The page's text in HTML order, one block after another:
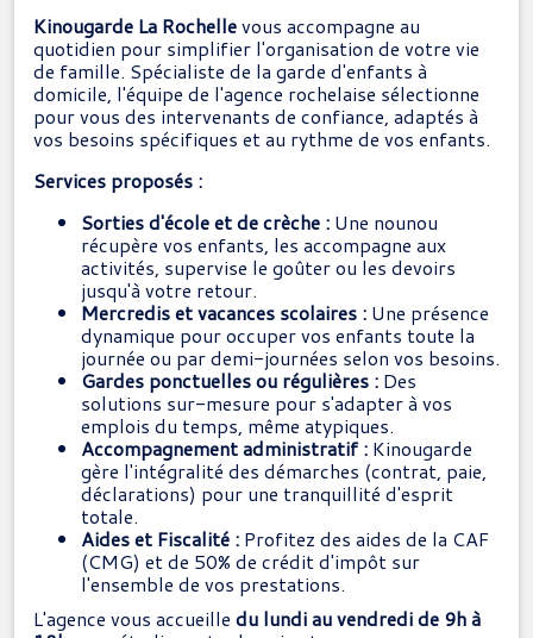
Kinougarde La Rochellevous accompagne au
quotidien pour simplifier l'organisation de votre vie
de famille. Spécialiste de la garde d'enfants à
domicile, l'équipe de l'agence rochelaise sélectionne
pour vous des intervenants de confiance, adaptés à
vos besoins spécifiques et au rythme de vos enfants.
Services proposés :
Sorties d'école et de crèche : Une nounou
récupère vos enfants, les accompagne aux
activités, supervise le goûter ou les devoirs
jusqu'à votre retour.
Mercredis et vacances scolaires : Une présence
dynamique pour occuper vos enfants toute la
journée ou par demi-journées selon vos besoins.
Gardes ponctuelles ou régulières : Des
solutions sur-mesure pour s'adapter à vos
emplois du temps, même atypiques.
Accompagnement administratif : Kinougarde
gère l'intégralité des démarches (contrat, paie,
déclarations) pour une tranquillité d'esprit
totale.
Aides et Fiscalité : Profitez des aides de la CAF
(CMG) et de 50% de crédit d'impôt sur
l'ensemble de vos prestations.
L'agence vous accueille du lundi au vendredi de 9h à